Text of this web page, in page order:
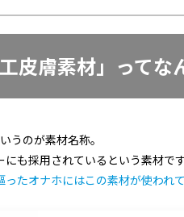
皮膚素材」ってな
うのが素材名称。
も採用されているという素材です
たオナホにはこの素材が使われて